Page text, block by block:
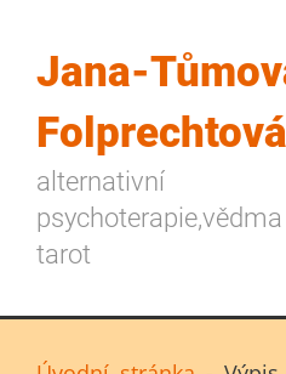
Jana-
Folprechtová
alternativní
tarot